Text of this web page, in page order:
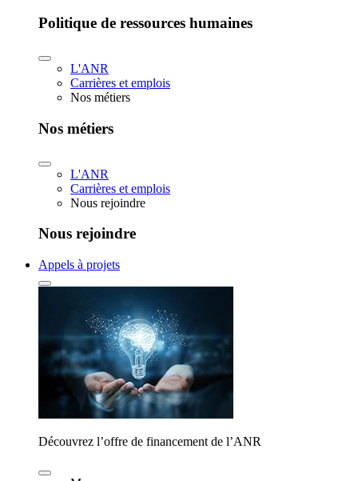
Politique de ressources humaines
L'ANR
Carrières et emplois
Nos métiers
Nos métiers
L'ANR
Carrières et emplois
Nous rejoindre
Nous rejoindre
Appels à projets
Découvrez l’offre de financement de l’ANR